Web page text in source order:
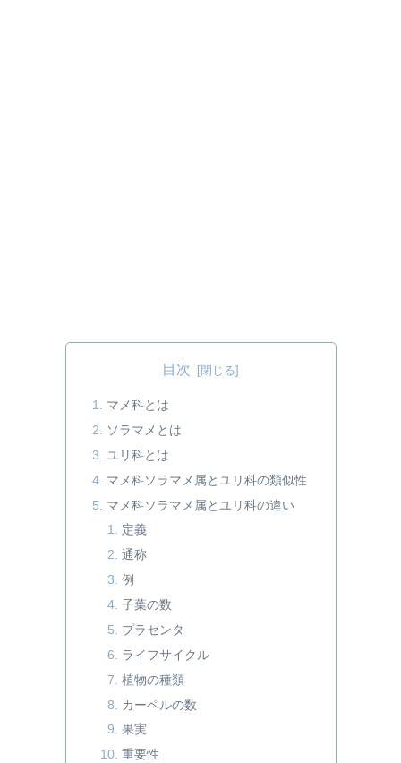
目次
マメ科とは
ソラマメとは
ユリ科とは
マメ科ソラマメ属とユリ科の類似性
マメ科ソラマメ属とユリ科の違い
定義
通称
例
子葉の数
プラセンタ
ライフサイクル
植物の種類
カーペルの数
果実
重要性